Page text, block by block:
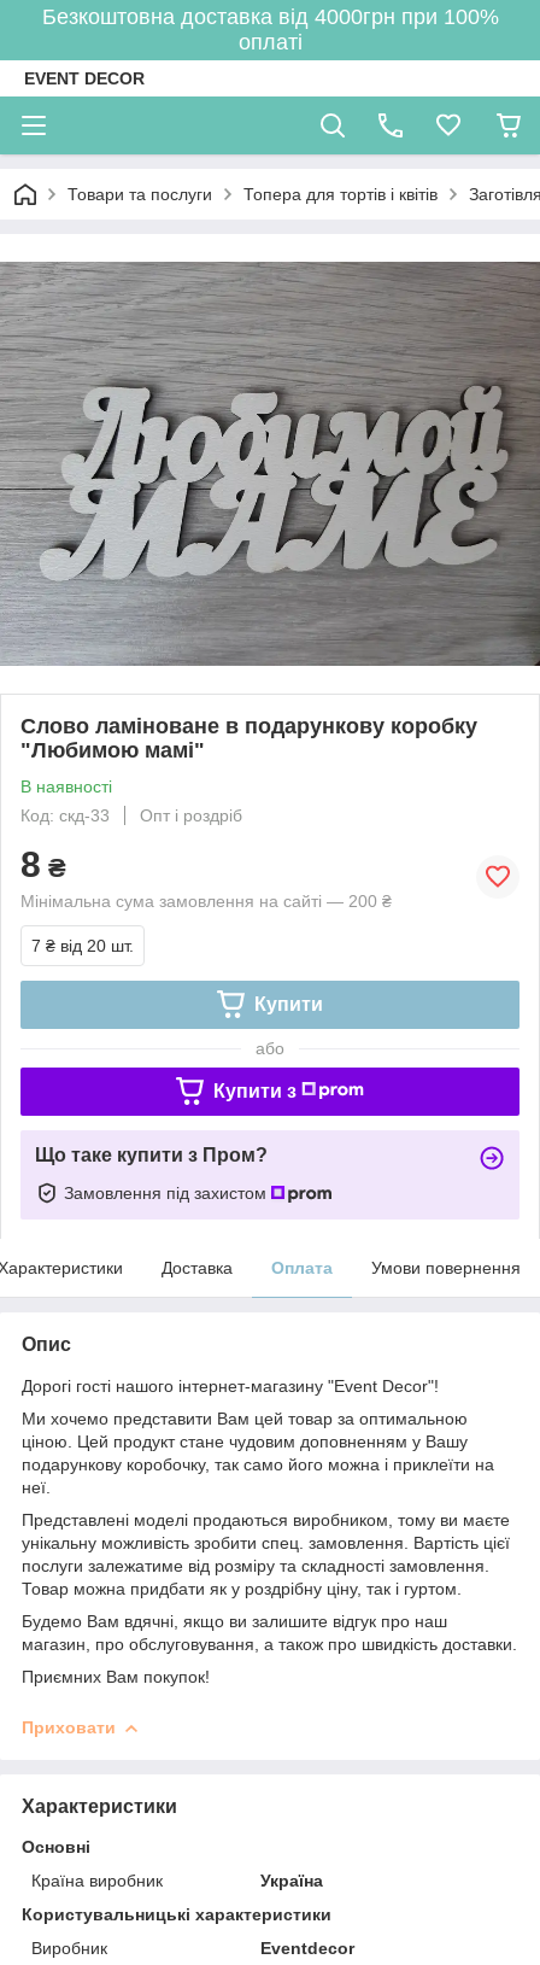
Безкоштовна доставка від 4000грн при 100%
оплаті
EVENT DECOR
Товари та послуги Топера для тортів і квітів
Слово ламіноване в подарункову коробку
"Любимою мамі"
В наявності
Код: скд-33
Опт і роздріб
8 ₴
Мінімальна сума замовлення на сайті — 200 ₴
7 ₴ від 20 шт.
Купити
або
Купити з
Що таке купити з Пром?
Замовлення під захистом
Доставка Оплата Умови повернення
Опис
Дорогі гості нашого інтернет-магазину "Event Decor"!
Ми хочемо представити Вам цей товар за оптимальною
ціною. Цей продукт стане чудовим доповненням у Вашу
подарункову коробочку, так само його можна і приклеїти на
неї.
Представлені моделі продаються виробником, тому ви маєте
унікальну можливість зробити спец. замовлення. Вартість цієї
послуги залежатиме від розміру та складності замовлення.
Товар можна придбати як у роздрібну ціну, так і гуртом.
Будемо Вам вдячні, якщо ви залишите відгук про наш
магазин, про обслуговування, а також про швидкість доставки.
Приємних Вам покупок!
Приховати
Характеристики
Основні
Країна виробник
Україна
Користувальницькі характеристики
Виробник
Eventdecor